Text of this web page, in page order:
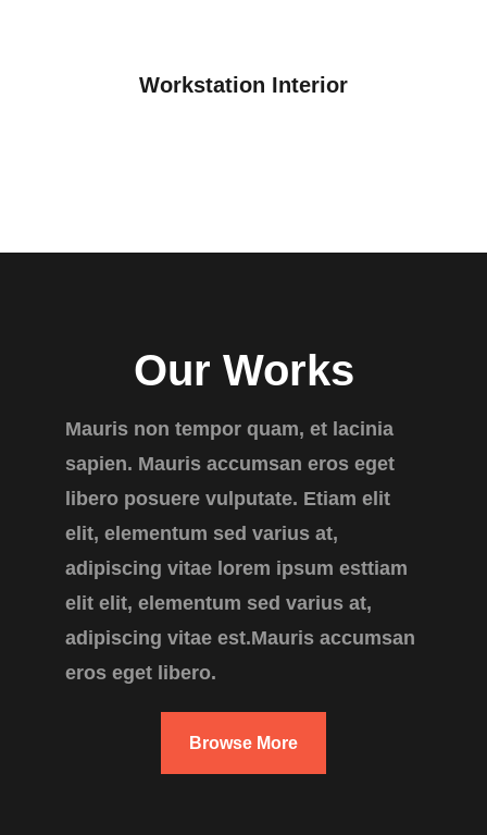
Workstation Interior
Our Works
Mauris non tempor quam, et lacinia
sapien. Mauris accumsan eros eget
libero posuere vulputate. Etiam elit
elit, elementum sed varius at,
adipiscing vitae lorem ipsum esttiam
elit elit, elementum sed varius at,
adipiscing vitae est.Mauris accumsan
eros eget libero.
Browse More